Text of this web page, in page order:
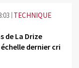
TECHNIQUE
de La Drize
dernier cri